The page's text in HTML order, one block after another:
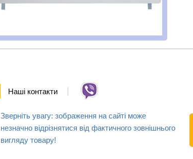
Наші контакти
Зверніть увагу: зображення на сайті може
незначно відрізнятися від фактичного зовнішнього
вигляду товару!